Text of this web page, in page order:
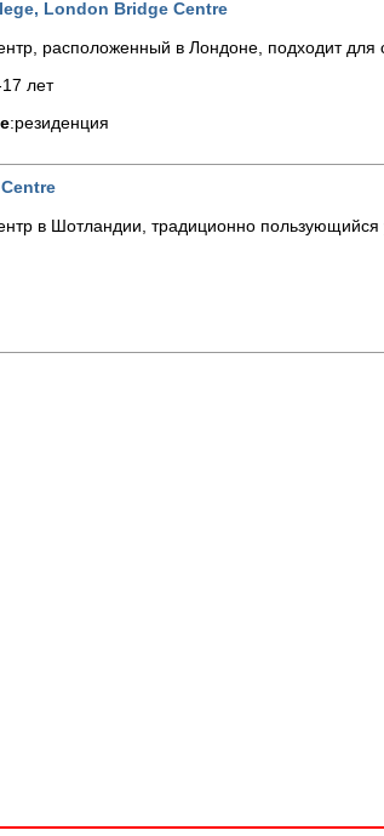
London Bridge Centre
расположенный в Лондоне, подходит для
лет
:резиденция
в Шотландии, традиционно пользующийся